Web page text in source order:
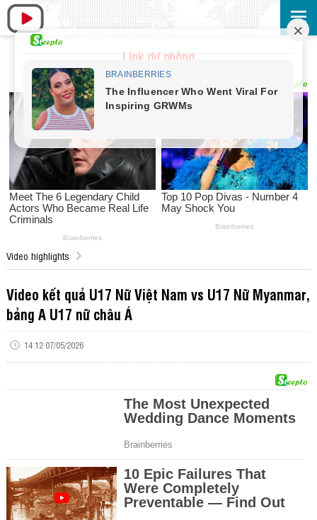
Link dự phòng
Video highlights
Video kết quả U17 Nữ Việt Nam vs U17 Nữ Myanmar,
bảng A U17 nữ châu Á
14:12 07/05/2026